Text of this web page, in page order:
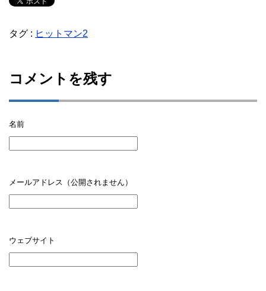
タグ : ヒットマン2
コメントを残す
名前
メールアドレス（公開されません）
ウェブサイト